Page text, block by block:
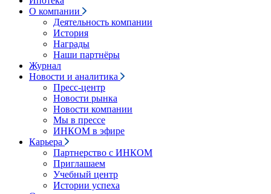
О компании
Деятельность компании
История
Награды
Наши партнёры
Журнал
Новости и аналитика
Пресс-центр
Новости рынка
Новости компании
Мы в прессе
ИНКОМ в эфире
Карьера
Партнерство с ИНКОМ
Приглашаем
Учебный центр
Истории успеха